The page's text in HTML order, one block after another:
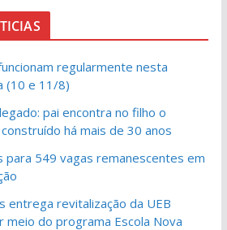
regularmente nesta
(10 e 11/8)
pai encontra no filho o
há mais de 30 anos
para 549 vagas remanescentes em
entrega revitalização da UEB
meio do programa Escola Nova